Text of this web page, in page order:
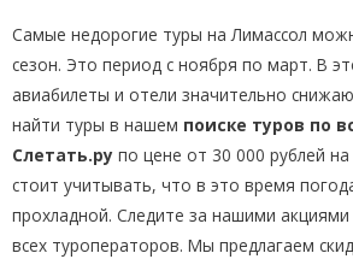
Самые недорогие туры на Лимассол
сезон. Это период с ноября по март. В
авиабилеты и отели значительно
найти туры в нашем поиске туров по
Слетать.ру по цене от 30 000 рублей
стоит учитывать, что в это время
прохладной. Следите за нашими
всех туроператоров. Мы предлагаем